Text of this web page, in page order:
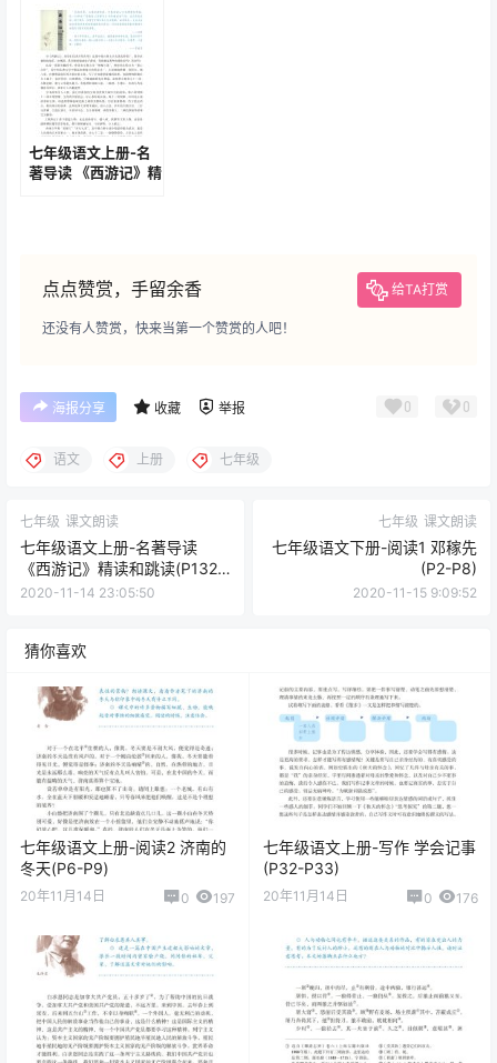
七年级语文上册-名
著导读 《西游记》精
点点赞赏，手留余香 给TA打赏
还没有人赞赏，快来当第一个赞赏的人吧！
海报分享 收藏 举报 0 0
语文 上册 七年级
七年级 课文朗读
七年级语文上册-名著导读
《西游记》精读和跳读(P132-
P139)
2020-11-14 23:05:50
七年级 课文朗读
七年级语文下册-阅读1 邓稼先
(P2-P8)
2020-11-15 9:09:52
猜你喜欢
七年级语文上册-阅读2 济南的
冬天(P6-P9)
20年11月14日 0 197
七年级语文上册-写作 学会记事
(P32-P33)
20年11月14日 0 176